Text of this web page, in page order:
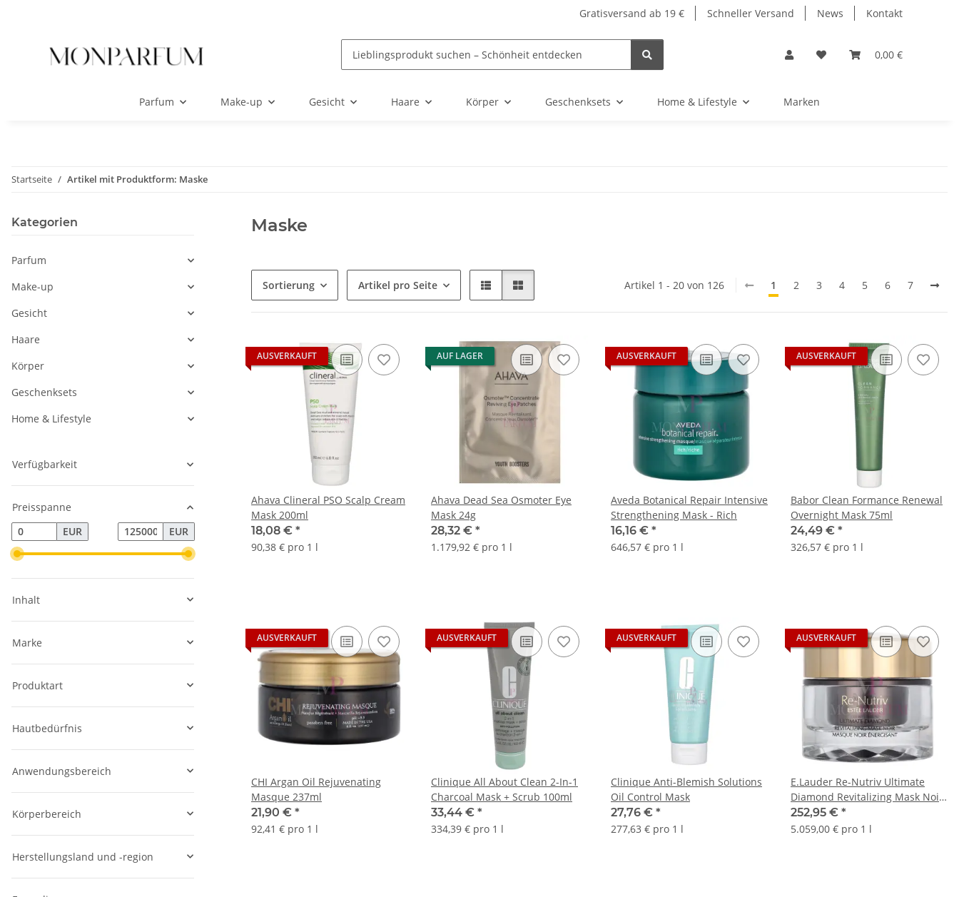
Gratisversand ab 19 € Schneller Versand News Kontakt
0,00 €
Parfum Make-up Gesicht Haare Körper Geschenksets Home & Lifestyle Marken
Startseite Artikel mit Produktform: Maske
Maske
Sortierung Artikel pro Seite Artikel 1 - 20 von 126 1 2 3 4 5 6 7
AUSVERKAUFT
Ahava Clineral PSO Scalp Cream
Mask 200ml
18,08 € *
90,38 € pro 1 l
AUF LAGER
Ahava Dead Sea Osmoter Eye
Mask 24g
28,32 € *
1.179,92 € pro 1 l
AUSVERKAUFT
Aveda Botanical Repair Intensive
Strengthening Mask - Rich
16,16 € *
646,57 € pro 1 l
AUSVERKAUFT
Babor Clean Formance Renewal
Overnight Mask 75ml
24,49 € *
326,57 € pro 1 l
AUSVERKAUFT
CHI Argan Oil Rejuvenating
Masque 237ml
21,90 € *
92,41 € pro 1 l
AUSVERKAUFT
Clinique All About Clean 2-In-1
Charcoal Mask + Scrub 100ml
33,44 € *
334,39 € pro 1 l
AUSVERKAUFT
Clinique Anti-Blemish Solutions
Oil Control Mask
27,76 € *
277,63 € pro 1 l
AUSVERKAUFT
E.Lauder Re-Nutriv Ultimate
Diamond Revitalizing Mask Noir
50g
252,95 € *
5.059,00 € pro 1 l
Kategorien
Parfum
Make-up
Gesicht
Haare
Körper
Geschenksets
Home & Lifestyle
Verfügbarkeit
Preisspanne
EUR
EUR
Inhalt
Marke
Produktart
Hautbedürfnis
Anwendungsbereich
Körperbereich
Herstellungsland und -region